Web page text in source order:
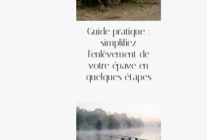
Guide pratique :
simplifiez
l'enlèvement de
votre épave en
quelques étapes